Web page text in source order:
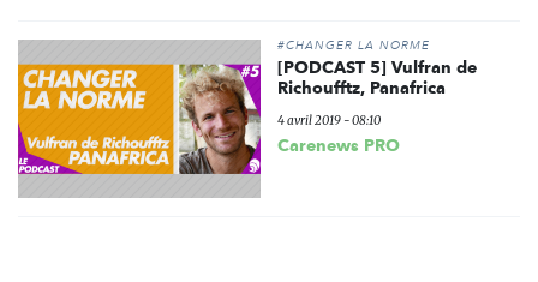
#CHANGER LA NORME
[PODCAST 5] Vulfran de
Richoufftz, Panafrica
4 avril 2019 - 08:10
Carenews PRO